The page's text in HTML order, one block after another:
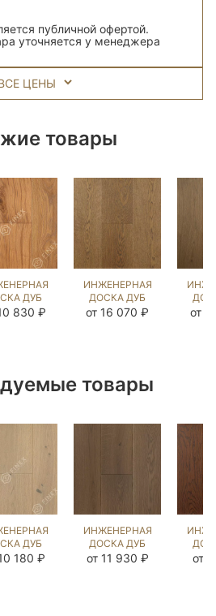
публичной офертой.
уточняется у менеджера
ЦЕНЫ
товары
ДУБ
830 ₽
ИНЖЕНЕРНАЯ
ДОСКА ДУБ
СТРЕЙВУД
от 16 070 ₽ от
товары
ДУБ
ЭЛЬМ180 ₽
ИНЖЕНЕРНАЯ
ДОСКА ДУБ
БЬЁРН
от 11 930 ₽
СИЛ
от